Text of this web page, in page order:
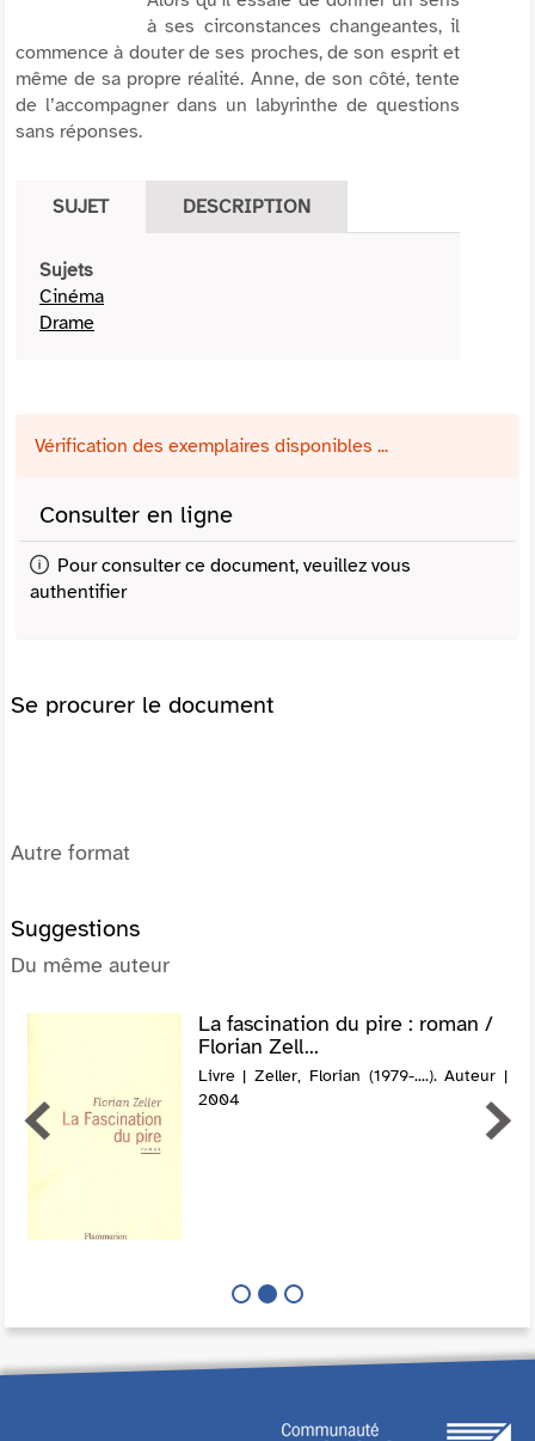
à ses circonstances changeantes, il
commence à douter de ses proches, de son esprit et
même de sa propre réalité. Anne, de son côté, tente
de l’accompagner dans un labyrinthe de questions
sans réponses.
SUJET DESCRIPTION
Sujets
Cinéma
Drame
Vérification des exemplaires disponibles ...
Consulter en ligne
Pour consulter ce document, veuillez vous
authentifier
Se procurer le document
Autre format
Suggestions
Du même auteur
La fascination du pire : roman /
Florian Zell...
Livre | Zeller, Florian (1979-....). Auteur |
2004